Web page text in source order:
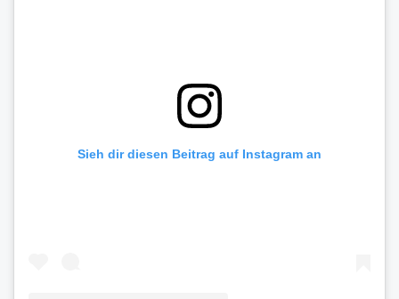
Sieh dir diesen Beitrag auf Instagram an